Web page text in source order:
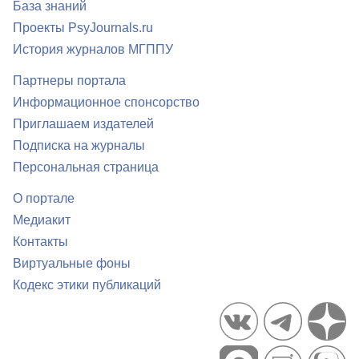
База знаний
Проекты PsyJournals.ru
История журналов МГППУ
Партнеры портала
Информационное спонсорство
Приглашаем издателей
Подписка на журналы
Персональная страница
О портале
Медиакит
Контакты
Виртуальные фоны
Кодекс этики публикаций